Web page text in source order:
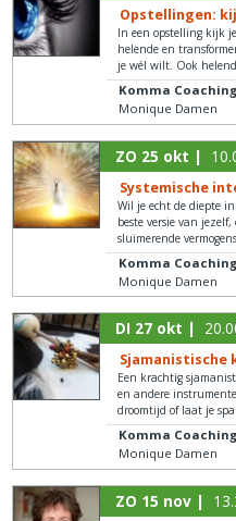
Opstellingen:
In een opstelling kijk
helende en
je wél wilt. Ook
Komma Coaching
Monique Damen
ZO 25 okt |
Systemische
Wil je echt de diepte
beste versie van
sluimerende
Komma Coaching
Monique Damen
DI 27 okt |
Sjamanistische
Een krachtig
en andere
droomtijd of laat je
Komma Coaching
Monique Damen
ZO 15 nov |